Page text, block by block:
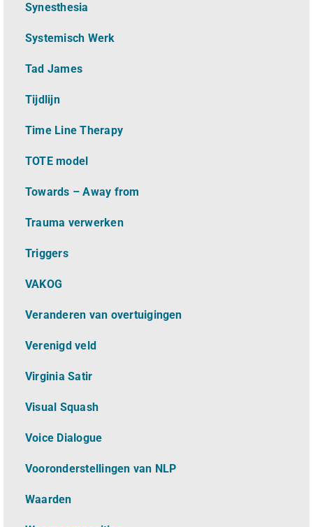
Synesthesia
Systemisch Werk
Tad James
Tijdlijn
Time Line Therapy
TOTE model
Towards – Away from
Trauma verwerken
Triggers
VAKOG
Veranderen van overtuigingen
Verenigd veld
Virginia Satir
Visual Squash
Voice Dialogue
Vooronderstellingen van NLP
Waarden